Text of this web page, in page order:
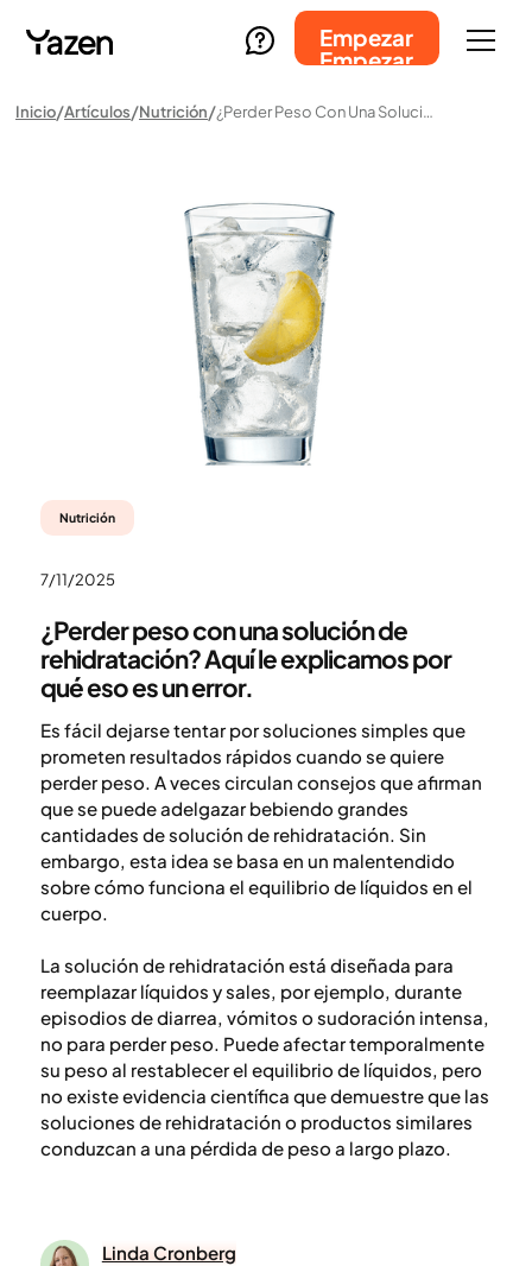
Empezar
Empezar
Inicio Artículos Nutrición ¿Perder Peso Con Una Solución De Rehidratación? Aquí Le Explicamos Por Qué Eso Es Un Error.
Nutrición
7/11/2025
¿Perder peso con una solución de
rehidratación? Aquí le explicamos por
qué eso es un error.
Es fácil dejarse tentar por soluciones simples que
prometen resultados rápidos cuando se quiere
perder peso. A veces circulan consejos que afirman
que se puede adelgazar bebiendo grandes
cantidades de solución de rehidratación. Sin
embargo, esta idea se basa en un malentendido
sobre cómo funciona el equilibrio de líquidos en el
cuerpo.
La solución de rehidratación está diseñada para
reemplazar líquidos y sales, por ejemplo, durante
episodios de diarrea, vómitos o sudoración intensa,
no para perder peso. Puede afectar temporalmente
su peso al restablecer el equilibrio de líquidos, pero
no existe evidencia científica que demuestre que las
soluciones de rehidratación o productos similares
conduzcan a una pérdida de peso a largo plazo.
Linda Cronberg